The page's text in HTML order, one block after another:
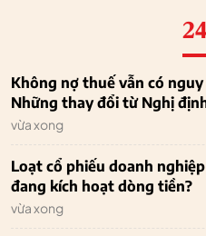
Không nợ thuế vẫn có
Những thay đổi từ Nghị
vừa xong
Loạt cổ phiếu doanh
đang kích hoạt dòng tiền?
vừa xong